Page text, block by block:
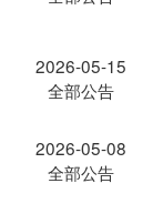
2026-05-15
全部公告
2026-05-08
全部公告